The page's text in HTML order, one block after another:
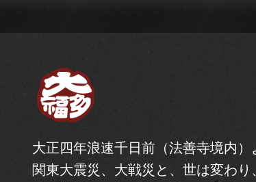
大正四年浪速千日前（法善寺境内
関東大震災、大戦災と、世は変わ